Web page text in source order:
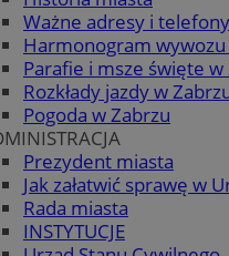
Ważne adresy i telefony
Harmonogram
Parafie i msze święte w
Rozkłady jazdy w
Pogoda w Zabrzu
Prezydent miasta
Jak załatwić sprawę w
Rada miasta
INSTYTUCJE